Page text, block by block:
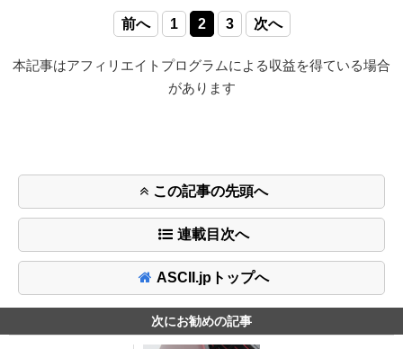
前へ 1 2 3 次へ
本記事はアフィリエイトプログラムによる収益を得ている場合
があります
この記事の先頭へ
連載目次へ
ASCII.jpトップへ
次にお勧めの記事